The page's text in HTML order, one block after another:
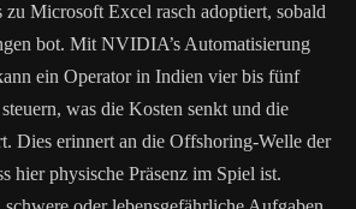
zu Microsoft Excel rasch adoptiert, sobald
bot. Mit NVIDIA’s Automatisierung
ein Operator in Indien vier bis fünf
was die Kosten senkt und die
Dies erinnert an die Offshoring-Welle der
hier physische Präsenz im Spiel ist.